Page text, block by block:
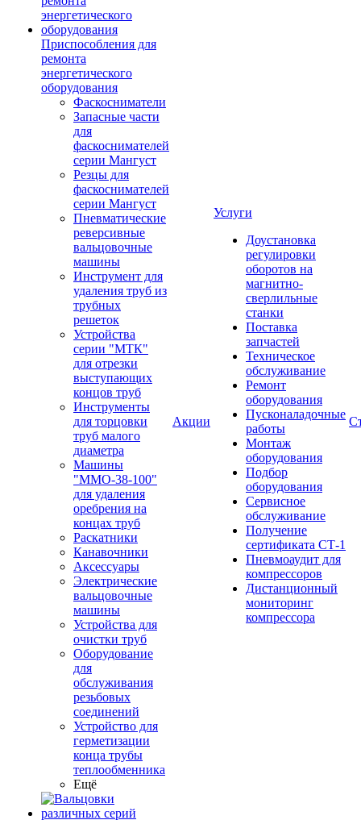
Приспособления для
ремонта
энергетического
оборудования
Фаскосниматели
Запасные части
для
фаскоснимателей
серии Мангуст
Резцы для
фаскоснимателей
серии Мангуст
Пневматические
реверсивные
вальцовочные
машины
Инструмент для
удаления труб из
трубных
решеток
Устройства
серии "МТК"
для отрезки
выступающих
концов труб
Инструменты
для торцовки
труб малого
диаметра
Машины
"ММО-38-100"
для удаления
оребрения на
концах труб
Раскатники
Канавочники
Аксессуары
Электрические
вальцовочные
машины
Устройства для
очистки труб
Оборудование
для
обслуживания
резьбовых
соединений
Устройство для
герметизации
конца трубы
теплообменника
Ещё
Акции
Услуги
Доустановка
регулировки
оборотов на
магнитно-
сверлильные
станки
Поставка
запчастей
Техническое
обслуживание
Ремонт
оборудования
Пусконаладочные
работы
Монтаж
оборудования
Подбор
оборудования
Сервисное
обслуживание
Получение
сертификата СТ-1
Пневмоаудит для
компрессоров
Дистанционный
мониторинг
компрессора